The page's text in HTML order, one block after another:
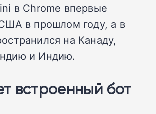
в Chrome впервые
в прошлом году, а в
на Канаду,
и Индию.
встроенный бот